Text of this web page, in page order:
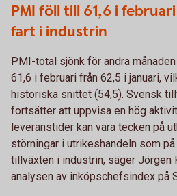
PMI föll till 61,6 i
fart i industrin
PMI-total sjönk för andra
61,6 i februari från 62,5 i januari,
historiska snittet (54,5). Svensk
fortsätter att uppvisa en hög
leveranstider kan vara tecken på
störningar i utrikeshandeln som
tillväxten i industrin, säger Jörgen
analysen av inköpschefsindex på